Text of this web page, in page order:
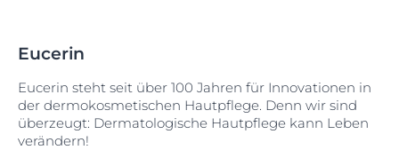
Eucerin
Eucerin steht seit über 100 Jahren für Innovationen in
der dermokosmetischen Hautpflege. Denn wir sind
überzeugt: Dermatologische Hautpflege kann Leben
verändern!